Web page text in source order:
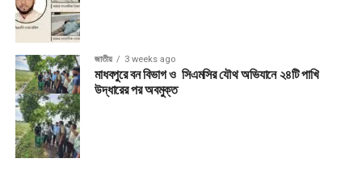
জাতীয় 3 weeks ago
মাধবপুরে বন বিভাগ ও সিএমসির যৌথ অভিযানে ২৪টি পাখি
উদ্ধারের পর অবমুক্ত